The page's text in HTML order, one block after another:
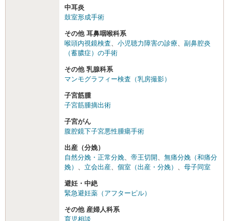
中耳炎
鼓室形成手術
その他 耳鼻咽喉科系
喉頭内視鏡検査
小児聴力障害の診療
副鼻腔炎
（蓄膿症）の手術
その他 乳腺科系
マンモグラフィー検査（乳房撮影）
子宮筋腫
子宮筋腫摘出術
子宮がん
腹腔鏡下子宮悪性腫瘍手術
出産（分娩）
自然分娩・正常分娩
帝王切開
無痛分娩（和痛分
娩）
立会出産 個室（出産・分娩） 母子同室
避妊・中絶
緊急避妊薬（アフターピル）
その他 産婦人科系
育児相談